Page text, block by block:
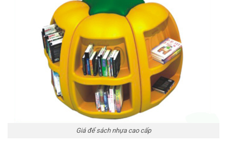
Giá để sách nhựa cao cấp